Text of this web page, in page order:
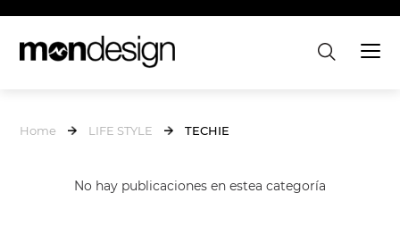
Home LIFE STYLE TECHIE
No hay publicaciones en estea categoría